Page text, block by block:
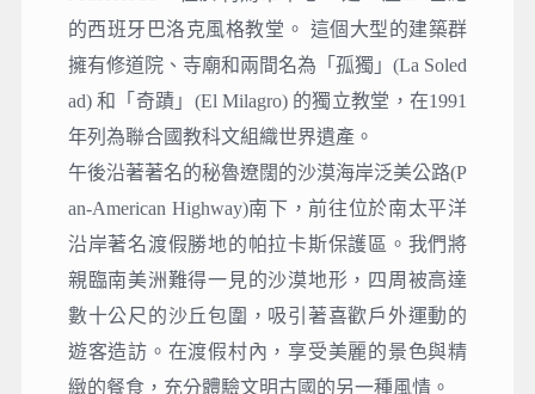
的西班牙巴洛克風格教堂。 這個大型的建築群
擁有修道院、寺廟和兩間名為「孤獨」(La Soled
ad) 和「奇蹟」(El Milagro) 的獨立教堂，在1991
年列為聯合國教科文組織世界遺產。
午後沿著著名的秘魯遼闊的沙漠海岸泛美公路(P
an-American Highway)南下，前往位於南太平洋
沿岸著名渡假勝地的帕拉卡斯保護區。我們將
親臨南美洲難得一見的沙漠地形，四周被高達
數十公尺的沙丘包圍，吸引著喜歡戶外運動的
遊客造訪。在渡假村內，享受美麗的景色與精
緻的餐食，充分體驗文明古國的另一種風情。